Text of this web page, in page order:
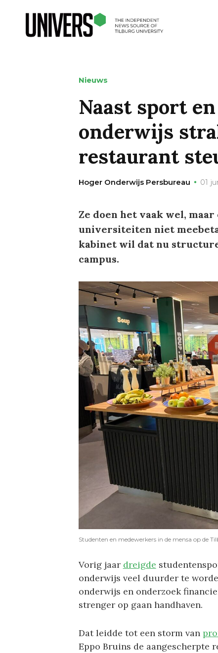
Nieuws
Naast sport
onderwijs
restaurant
Hoger Onderwijs Persbureau 01
Ze doen het vaak wel,
universiteiten niet
kabinet wil dat nu
campus.
Studenten en medewerkers in de mensa op de
Vorig jaar dreigde
onderwijs veel duurder te
onderwijs en onderzoek
strenger op gaan handhaven.
Dat leidde tot een storm van
Eppo Bruins de